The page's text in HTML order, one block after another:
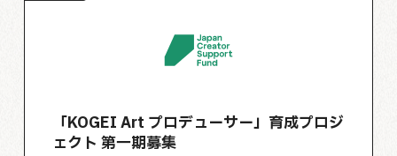
「KOGEI Art プロデューサー」育成プロジ
ェクト 第一期募集